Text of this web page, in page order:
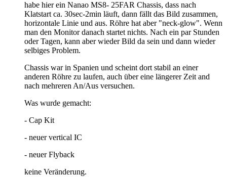
habe hier ein Nanao MS8- 25FAR Chassis, dass nach
Klatstart ca. 30sec-2min läuft, dann fällt das Bild zusammen,
horizontale Linie und aus. Röhre hat aber "neck-glow". Wenn
man den Monitor danach startet nichts. Nach ein par Stunden
oder Tagen, kann aber wieder Bild da sein und dann wieder
selbiges Problem.
Chassis war in Spanien und scheint dort stabil an einer
anderen Röhre zu laufen, auch über eine längerer Zeit and
nach mehreren An/Aus versuchen.
Was wurde gemacht:
- Cap Kit
- neuer vertical IC
- neuer Flyback
keine Veränderung.